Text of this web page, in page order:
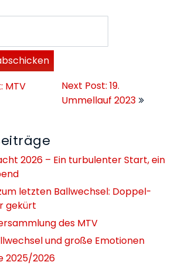
MTV
Next Post: 19.
Ummellauf 2023
2026 – Ein turbulenter Start, ein
letzten Ballwechsel: Doppel-
gekürt
des MTV
und große Emotionen
2025/2026